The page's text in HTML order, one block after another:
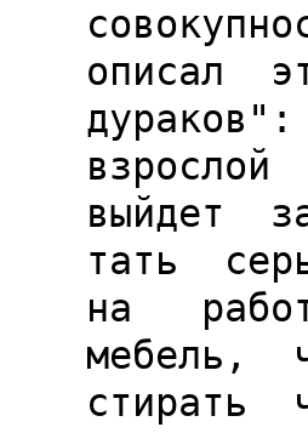
описал
выйдет
тать
на
мебель,
стирать